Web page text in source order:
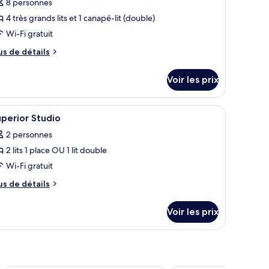
:
8 personnes
4 très grands lits et 1 canapé-lit (double)
Wi-Fi gratuit
de détails
Voir les prix
:
Mini-bar avec articles gratuits, bureau
18 Studio
2 personnes
2 lits 1 place OU 1 lit double
Wi-Fi gratuit
de détails
Voir les prix